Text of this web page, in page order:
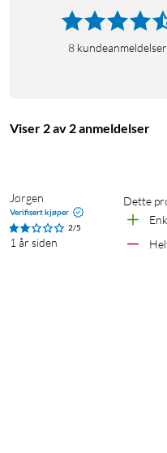
Spenning: 110–240V AC,
Trådløs tilkobling: Wifi
Energimåling: Nei
Tale­styring via Google
Installasjon:
Kan installeres i standard
Krever ikke spesialutstyr
8 kundeanmeldelser
Viser 2 av 2 anmeldelser
Jørgen
Verifisert kjøper
2/5
1 år siden
Dette